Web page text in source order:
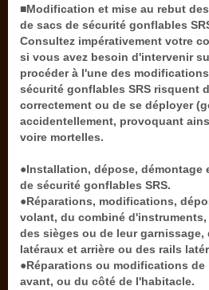
■Modification et mise au rebut
de sacs de sécurité gonflables
Consultez impérativement votre
si vous avez besoin d'intervenir
procéder à l'une des
sécurité gonflables SRS risquent
correctement ou de se déployer
accidentellement, provoquant
voire mortelles.
●Installation, dépose, démontage
de sécurité gonflables SRS.
●Réparations, modifications,
volant, du combiné
des sièges ou de leur garnissage,
latéraux et arrière ou des rails
●Réparations ou modifications
avant, ou du côté de l'habitacle.